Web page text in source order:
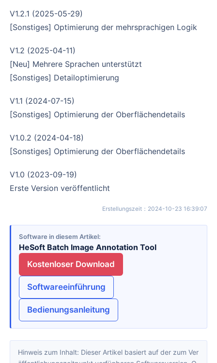
v1.2.1 (2025-05-29)
[Sonstiges] Optimierung der mehrsprachigen Logik
v1.2 (2025-04-11)
[Neu] Mehrere Sprachen unterstützt
[Sonstiges] Detailoptimierung
v1.1 (2024-07-15)
[Sonstiges] Optimierung der Oberflächendetails
v1.0.2 (2024-04-18)
[Sonstiges] Optimierung der Oberflächendetails
v1.0 (2023-09-19)
Erste Version veröffentlicht
Erstellungszeit ： 2024-10-23 16:39:07
Software in diesem Artikel
HeSoft Batch Image Annotation Tool
Kostenloser Download
Softwareeinführung
Bedienungsanleitung
Hinweis zum Inhalt: Dieser Artikel basiert auf der zum Ver